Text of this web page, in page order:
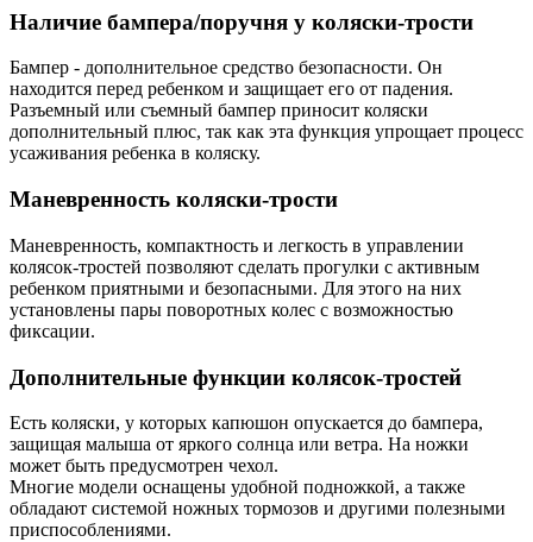
Наличие бампера/поручня у коляски-трости
Бампер - дополнительное средство безопасности. Он
находится перед ребенком и защищает его от падения.
Разъемный или съемный бампер приносит коляски
дополнительный плюс, так как эта функция упрощает процесс
усаживания ребенка в коляску.
Маневренность коляски-трости
Маневренность, компактность и легкость в управлении
колясок-тростей позволяют сделать прогулки с активным
ребенком приятными и безопасными. Для этого на них
установлены пары поворотных колес с возможностью
фиксации.
Дополнительные функции колясок-тростей
Есть коляски, у которых капюшон опускается до бампера,
защищая малыша от яркого солнца или ветра. На ножки
может быть предусмотрен чехол.
Многие модели оснащены удобной подножкой, а также
обладают системой ножных тормозов и другими полезными
приспособлениями.